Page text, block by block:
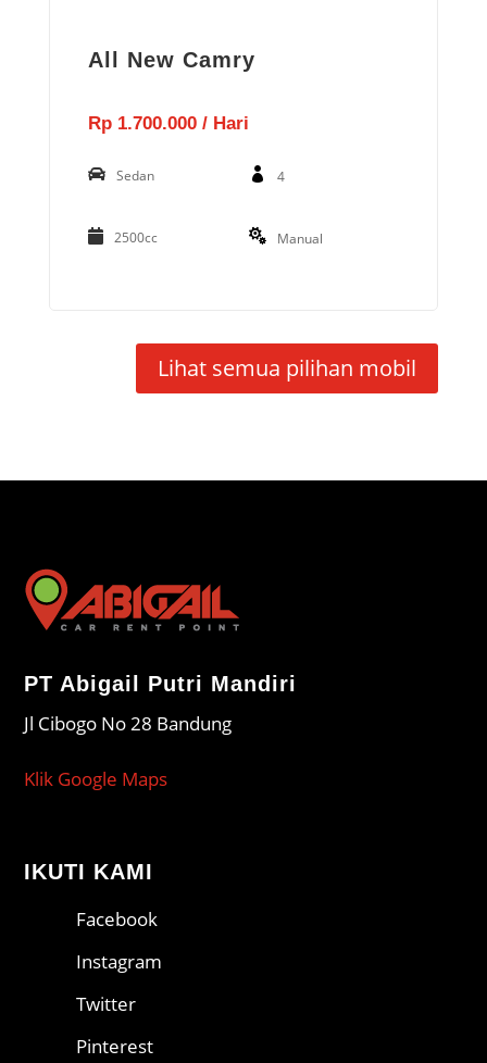
All New Camry
Rp 1.700.000 / Hari
Sedan 4
2500cc Manual
Lihat semua pilihan mobil
PT Abigail Putri Mandiri
Jl Cibogo No 28 Bandung
Klik Google Maps
IKUTI KAMI
Facebook
Instagram
Twitter
Pinterest